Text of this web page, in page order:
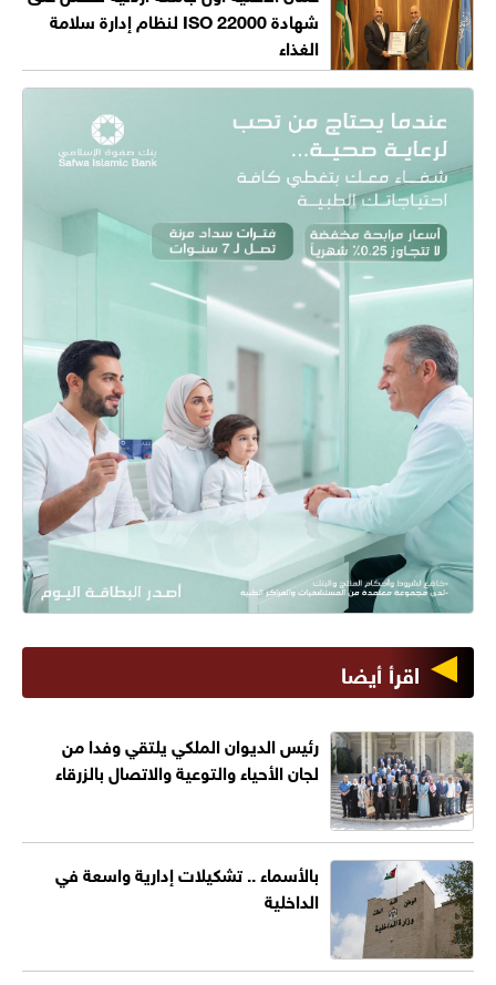
شهادة ISO 22000 لنظام إدارة سلامة
الغذاء
اقرأ أيضا
رئيس الديوان الملكي يلتقي وفدا من
لجان الأحياء والتوعية والاتصال بالزرقاء
بالأسماء .. تشكيلات إدارية واسعة في
الداخلية